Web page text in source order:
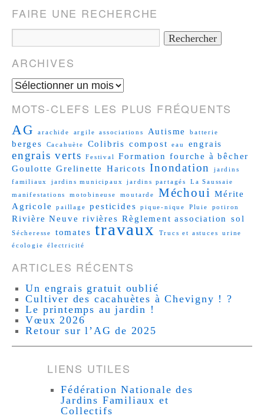
FAIRE UNE RECHERCHE
ARCHIVES
MOTS-CLEFS LES PLUS FRÉQUENTS
AG
arachide argile associations Autisme batterie
berges Cacahuète Colibris compost eau engrais
engrais verts Festival Formation fourche à bêcher
Goulotte Grelinette Haricots Inondation
jardins
familiaux
jardins municipaux jardins partagés
La Saussaie
manifestations
motobineuse moutarde Méchoui Mérite
Agricole
paillage pesticides pique-nique Pluie potiron
Rivière Neuve rivières Règlement association sol
Sécheresse tomates travaux Trucs et astuces
urine
écologie
électricité
ARTICLES RÉCENTS
Un engrais gratuit oublié
Cultiver des cacahuètes à Chevigny ! ?
Le printemps au jardin !
Vœux 2026
Retour sur l’AG de 2025
LIENS UTILES
Fédération Nationale des
Jardins Familiaux et
Collectifs